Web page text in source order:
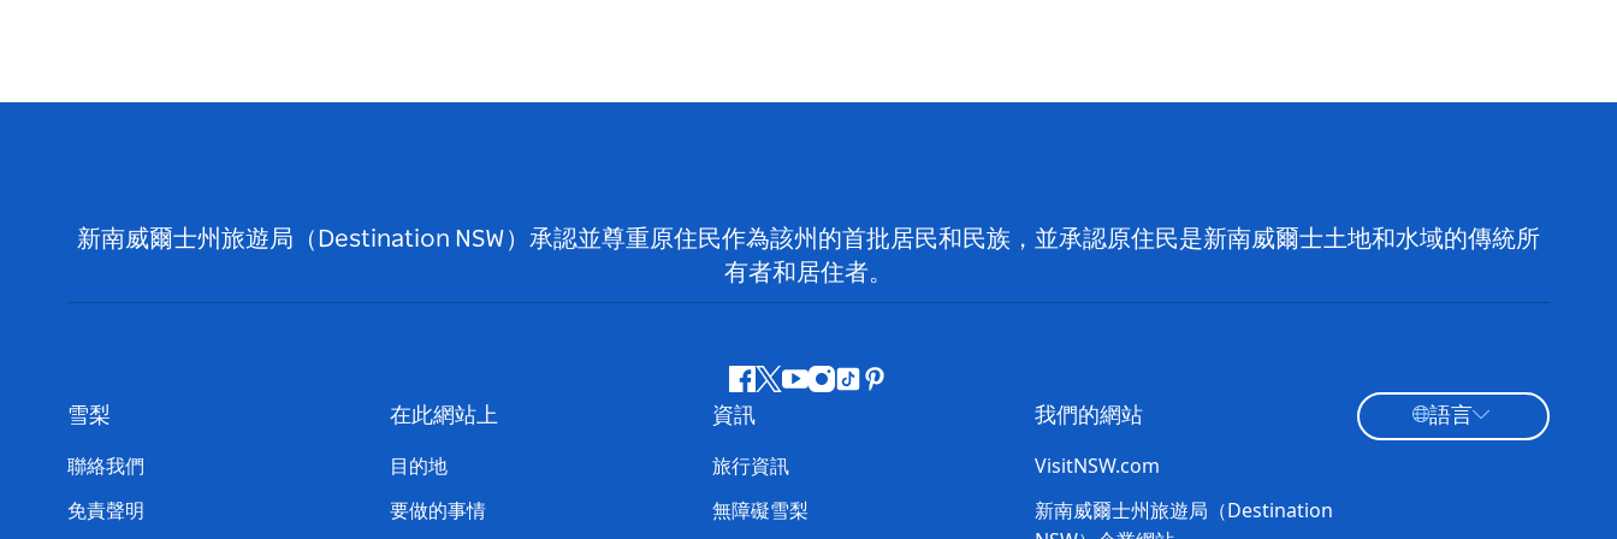
新南威爾士州旅遊局（Destination NSW）承認並尊重原住民作為該州的首批居民和民族，並承認原住民是新南威爾士土地和水域的傳統所
有者和居住者。
Facebook
嘰
喳
喳
Youtube
Instagram
抖 Pinterest
雪梨
聯絡我們
免責聲明
在此網站上
目的地
要做的事情
資訊
旅行資訊
無障礙雪梨
我們的網站
VisitNSW.com
新南威爾士州旅遊局（Destination
語言